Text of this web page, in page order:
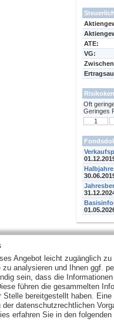
Angebot leicht zugänglich
analysieren und Ihnen ggf.
sein, dass die
führen die gesammelten
bereitgestellt haben.
datenschutzrechtlichen
erfahren Sie in den
ATE:
VG:
Oft
Geringes
1